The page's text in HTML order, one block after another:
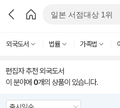
외국도서 법률 가족법
편집자 추천 외국도서
이 분야에 0개의 상품이 있습니다.